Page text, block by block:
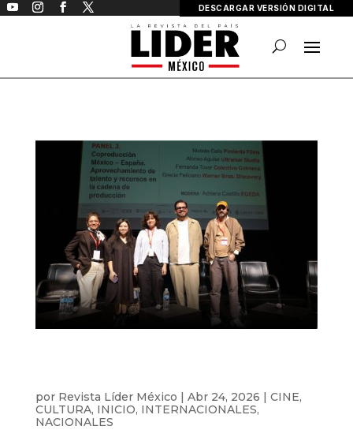
DESCARGAR VERSIÓN DIGITAL
por Revista Líder México | Abr 24, 2026 | CINE,
CULTURA, INICIO, INTERNACIONALES,
NACIONALES